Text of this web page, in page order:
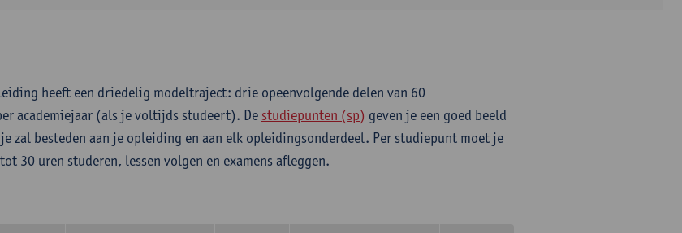
heeft een driedelig modeltraject: drie opeenvolgende delen van 60
academiejaar (als je voltijds studeert). De studiepunten (sp) geven je een goed beeld
zal besteden aan je opleiding en aan elk opleidingsonderdeel. Per studiepunt moet je
30 uren studeren, lessen volgen en examens afleggen.